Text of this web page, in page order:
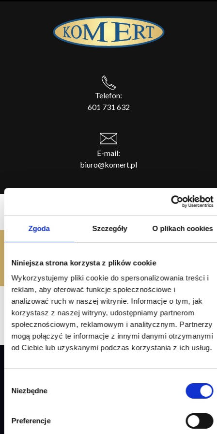
Zgoda Szczegóły O plikach cookies
Niniejsza strona korzysta z plików cookie
Wykorzystujemy pliki cookie do spersonalizowania treści i
reklam, aby oferować funkcje społecznościowe i
analizować ruch w naszej witrynie. Informacje o tym, jak
korzystasz z naszej witryny, udostępniamy partnerom
społecznościowym, reklamowym i analitycznym. Partnerzy
mogą połączyć te informacje z innymi danymi otrzymanymi
od Ciebie lub uzyskanymi podczas korzystania z ich usług.
zgody
Niezbędne
Preferencje
Telefon:
601 731 632
E-mail:
biuro@komert.pl
Klucz
ul. Łąkowa 38
Telefon:601 731 632